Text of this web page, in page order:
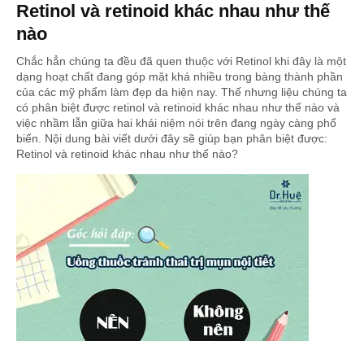
Retinol và retinoid khác nhau như thế
nào
Chắc hẳn chúng ta đều đã quen thuộc với Retinol khi đây là một
dạng hoạt chất đang góp mặt khá nhiều trong bàng thành phần
của các mỹ phẩm làm đẹp da hiện nay. Thế nhưng liệu chúng ta
có phân biệt được retinol và retinoid khác nhau như thế nào và
việc nhầm lẫn giữa hai khái niệm nói trên đang ngày càng phổ
biến. Nội dung bài viết dưới đây sẽ giúp bạn phân biệt được:
Retinol và retinoid khác nhau như thế nào?